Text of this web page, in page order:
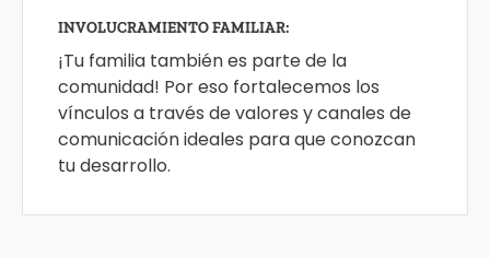
EXPERIENCIAS FORMATIVAS:
Contamos con una visión humanista que
busca desarrollar en los jóvenes como tú,
habilidades en el ámbito social, cultural,
artístico, deportivo, de liderazgo,
emprendimiento y compromiso social.
INVOLUCRAMIENTO FAMILIAR:
¡Tu familia también es parte de la
comunidad! Por eso fortalecemos los
vínculos a través de valores y canales de
comunicación ideales para que conozcan
tu desarrollo.